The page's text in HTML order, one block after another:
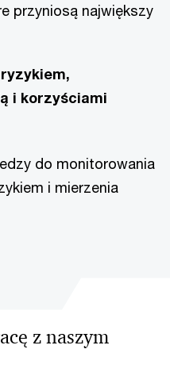
przyniosą największy
i korzyściami
do monitorowania
i mierzenia
z naszym